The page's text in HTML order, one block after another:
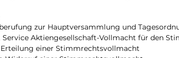
zur Hauptversammlung und
Aktiengesellschaft-Vollmacht für den
einer Stimmrechtsvollmacht